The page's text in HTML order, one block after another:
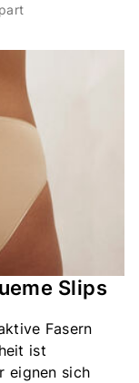
Slips
Fasern
ist
eignen sich